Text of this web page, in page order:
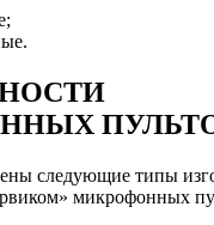
следующие типы
микрофонных